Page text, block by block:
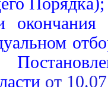
окончания
от